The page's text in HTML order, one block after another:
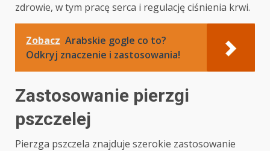
zdrowie, w tym pracę serca i regulację ciśnienia krwi.
Zobacz Arabskie gogle co to?
Odkryj znaczenie i zastosowania!
Zastosowanie pierzgi
pszczelej
Pierzga pszczela znajduje szerokie zastosowanie